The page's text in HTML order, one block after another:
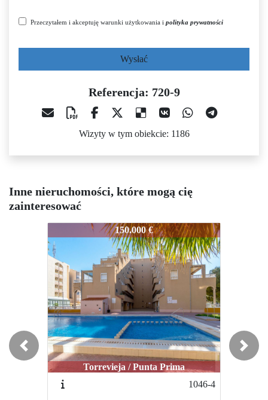
Przeczytałem i akceptuję warunki użytkowania i polityka prywatności
Wysłać
Referencja: 720-9
Wizyty w tym obiekcie: 1186
Inne nieruchomości, które mogą cię
zainteresować
150.000 €
Torrevieja / Punta Prima
137.260 €
Torrevieja / Los Altos
840-HSI-344110
Previous Next